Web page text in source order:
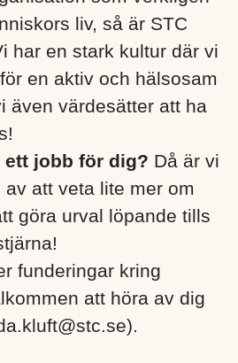
liv, så är STC
har en stark kultur där vi
en aktiv och hälsosam
även värdesätter att ha
ett jobb för dig? Då är vi
att veta lite mer om
göra urval löpande tills
funderingar kring
att höra av dig